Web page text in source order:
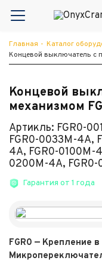
Главная - Каталог
Концевой выключатель c
Концевой
механизмом
Артикль: FGR0-
FGR0-0033M-4A,
4A, FGR0-0100M-
0200M-4A,
Гарантия от 1 года
FGR0 — Крепление